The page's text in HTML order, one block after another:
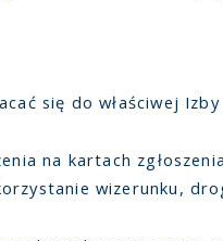
się do właściwej
na kartach
wizerunku,